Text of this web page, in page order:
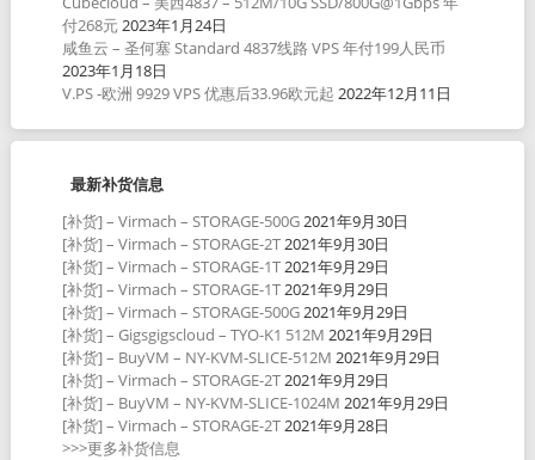
付268元2023年1月24日
咸鱼云 – 圣何塞 Standard 4837线路 VPS 年付199人民币
2023年1月18日
V.PS -欧洲 9929 VPS 优惠后33.96欧元起 2022年12月11日
最新补货信息
[补货] – Virmach – STORAGE-500G2021年9月30日
[补货] – Virmach – STORAGE-2T2021年9月30日
[补货] – Virmach – STORAGE-1T2021年9月29日
[补货] – Virmach – STORAGE-1T2021年9月29日
[补货] – Virmach – STORAGE-500G2021年9月29日
[补货] – Gigsgigscloud – TYO-K1 512M 2021年9月29日
[补货] – BuyVM – NY-KVM-SLICE-512M 2021年9月29日
[补货] – Virmach – STORAGE-2T2021年9月29日
[补货] – BuyVM – NY-KVM-SLICE-1024M 2021年9月29日
[补货] – Virmach – STORAGE-2T2021年9月28日
>>>更多补货信息